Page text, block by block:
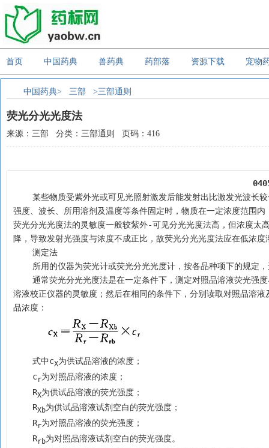
首页 中国药典 兽药典 药部落 资源下载 宠物
中国药典> 三部 >三部通则
荧光分光光度法
来源：三部 分类：三部通则 页码：416
强度、波长、所用溶剂及温度等条件固定时，物质在一定浓度范围
荧光分光光度法的灵敏度一般较紫外-可见分光光度法高，但浓度太
降，导致发射光强度与浓度不成正比，故荧光分光光度法应在低浓度
    测定法
所用的仪器为荧光计或荧光分光光度计，按各品种项下的规
溶液校正仪器的灵敏度；然后在相同的条件下，分别读取对照品溶
品浓度：
    式中c
X为供试品溶液的浓度；
    c
r为对照品溶液的浓度；
    R
X为供试品溶液的荧光强度；
    R
Xb为供试品溶液试剂空白的荧光强度；
    R
r为对照品溶液的荧光强度；
    R
rb为对照品溶液试剂空白的荧光强度。